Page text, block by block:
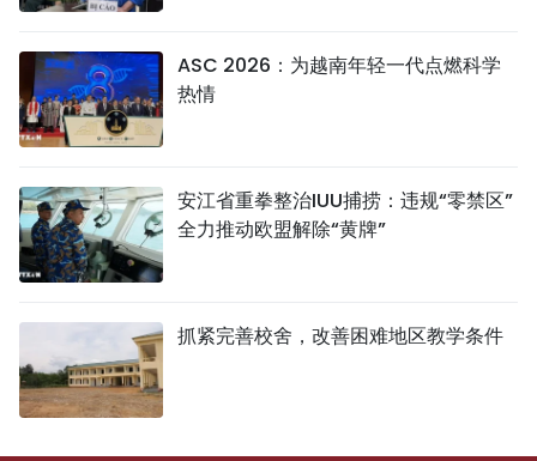
ASC 2026：为越南年轻一代点燃科学
热情
安江省重拳整治IUU捕捞：违规“零禁区”
全力推动欧盟解除“黄牌”
抓紧完善校舍，改善困难地区教学条件